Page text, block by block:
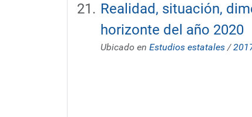
Realidad, situación,
horizonte del año 2020
Ubicado en Estudios estatales /